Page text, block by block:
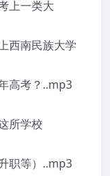
上一类大
西南民族大学
高考？..mp3
所学校
职等）..mp3